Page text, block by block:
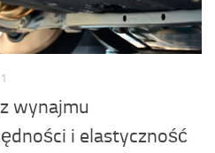
wynajmu
i elastyczność